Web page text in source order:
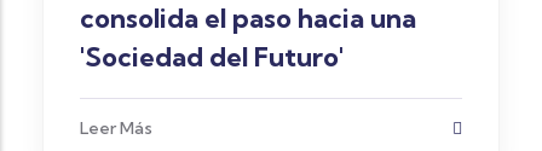
consolida el paso hacia una
'Sociedad del Futuro'
Leer Más